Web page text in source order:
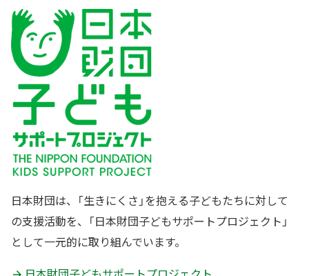
日本財団は、「生きにくさ」を抱える子どもたちに対して
の支援活動を、「日本財団子どもサポートプロジェクト」
として一元的に取り組んでいます。